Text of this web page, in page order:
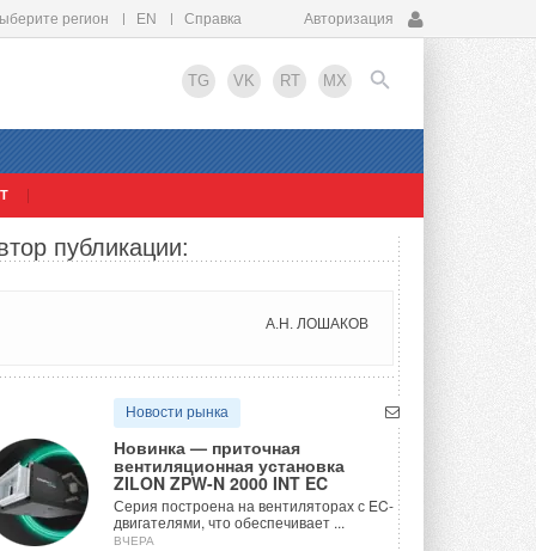
регион EN Справка Авторизация
TG VK RT MX
EN
публикации:
А.Н. ЛОШАКОВ
Новости рынка
Новинка — приточная
вентиляционная установка
ZILON ZPW-N 2000 INT EC
Серия построена на вентиляторах с EC-
двигателями, что обеспечивает ...
ВЧЕРА